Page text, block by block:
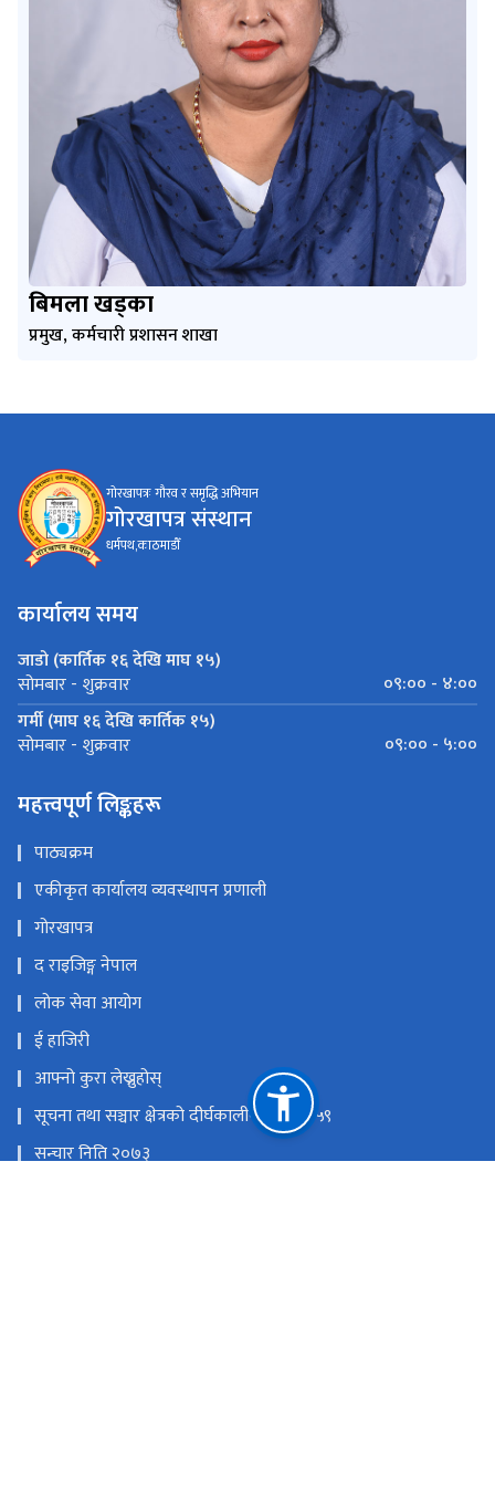
बिमला खड्का
प्रमुख, कर्मचारी प्रशासन शाखा
गोरखापत्रः गौरव र समृद्धि अभियान
गोरखापत्र संस्थान
धर्मपथ,काठमाडौँ
कार्यालय समय
जाडो (कार्तिक १६ देखि माघ १५)
सोमबार - शुक्रवार
०९:०० - ४:००
गर्मी (माघ १६ देखि कार्तिक १५)
सोमबार - शुक्रवार ०९:०० - ५:००
महत्त्वपूर्ण लिङ्कहरू
पाठ्यक्रम
एकीकृत कार्यालय व्यवस्थापन प्रणाली
गोरखापत्र
द राइजिङ्ग नेपाल
लोक सेवा आयोग
ई हाजिरी
आफ्नो कुरा लेख्नुहोस्
सूचना तथा सञ्चार क्षेत्रको दीर्घकालीन नीति २०५९
सन्चार निति २०७३